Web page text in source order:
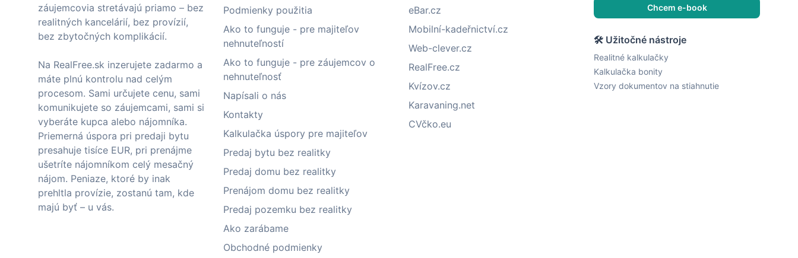
záujemcovia stretávajú priamo – bez
realitných kancelárií, bez provízií,
bez zbytočných komplikácií.
Na RealFree.sk inzerujete zadarmo a
máte plnú kontrolu nad celým
procesom. Sami určujete cenu, sami
komunikujete so záujemcami, sami si
vyberáte kupca alebo nájomníka.
Priemerná úspora pri predaji bytu
presahuje tisíce EUR, pri prenájme
ušetríte nájomníkom celý mesačný
nájom. Peniaze, ktoré by inak
prehltla provízie, zostanú tam, kde
majú byť – u vás.
Podmienky použitia
Ako to funguje - pre majiteľov
nehnuteľností
Ako to funguje - pre záujemcov o
nehnuteľnosť
Napísali o nás
Kontakty
Kalkulačka úspory pre majiteľov
Predaj bytu bez realitky
Predaj domu bez realitky
Prenájom domu bez realitky
Predaj pozemku bez realitky
Ako zarábame
Obchodné podmienky
eBar.cz
Mobilní-kadeřnictví.cz
Web-clever.cz
RealFree.cz
Kvízov.cz
Karavaning.net
CVčko.eu
Chcem e-book
🛠 Užitočné nástroje
Realitné kalkulačky
Kalkulačka bonity
Vzory dokumentov na stiahnutie